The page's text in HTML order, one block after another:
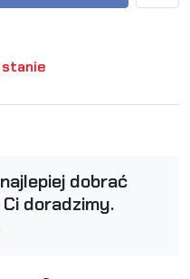
stanie
dobrać
doradzimy.